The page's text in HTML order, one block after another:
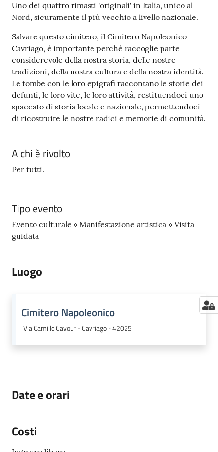
Contatti
e
orari
Seguici
su
Uno dei quattro rimasti 'originali' in Italia, unico al
Nord, sicuramente il più vecchio a livello nazionale.
Salvare questo cimitero, il Cimitero Napoleonico
Cavriago, è importante perché raccoglie parte
considerevole della nostra storia, delle nostre
tradizioni, della nostra cultura e della nostra identità.
Le tombe con le loro epigrafi raccontano le storie dei
defunti, le loro vite, le loro attività, restituendoci uno
spaccato di storia locale e nazionale, permettendoci
di ricostruire le nostre radici e memorie di comunità.
A chi è rivolto
Per tutti.
Tipo evento
Evento culturale » Manifestazione artistica » Visita
guidata
Luogo
Cimitero Napoleonico
Via Camillo Cavour - Cavriago - 42025
Date e orari
Costi